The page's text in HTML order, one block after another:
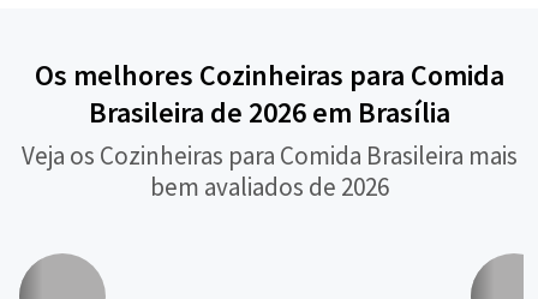
Os melhores Cozinheiras para Comida
Brasileira de 2026 em Brasília
Veja os Cozinheiras para Comida Brasileira mais
bem avaliados de 2026